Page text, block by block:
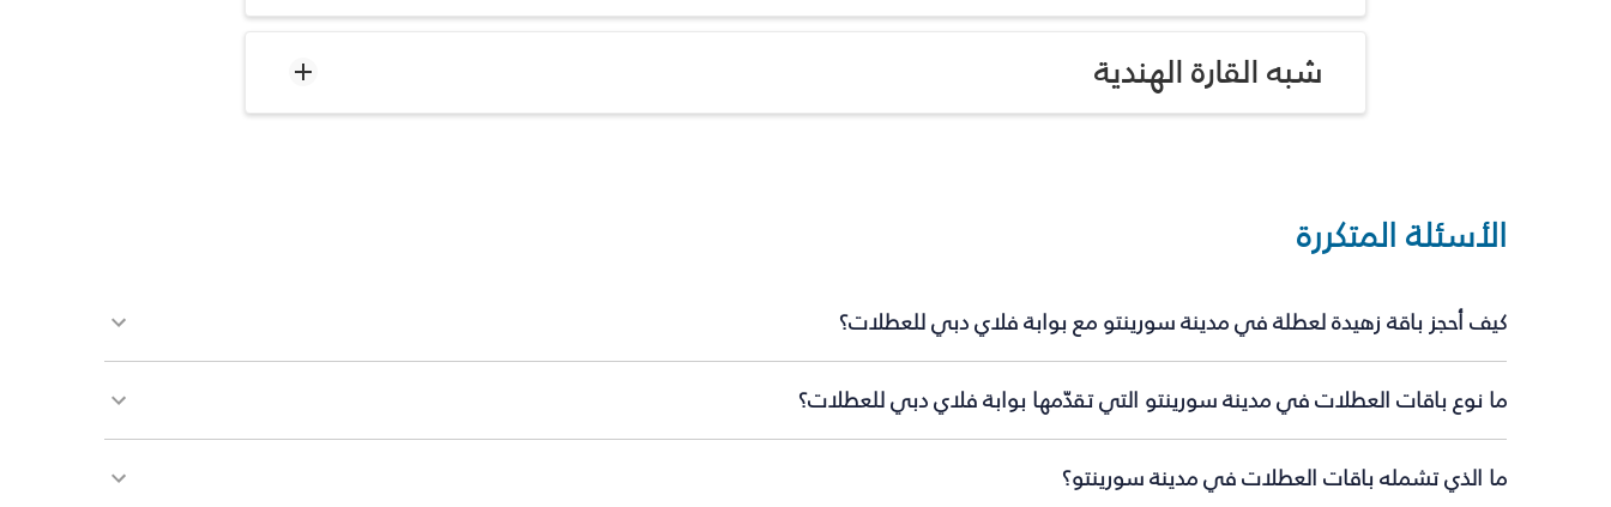
شبه القارة الهندية
الأسئلة المتكررة
كيف أحجز باقة زهيدة لعطلة في مدينة سورينتو مع بوابة فلاي دبي للعطلات؟
ما نوع باقات العطلات في مدينة سورينتو التي تقدّمها بوابة فلاي دبي للعطلات؟
ما الذي تشمله باقات العطلات في مدينة سورينتو؟